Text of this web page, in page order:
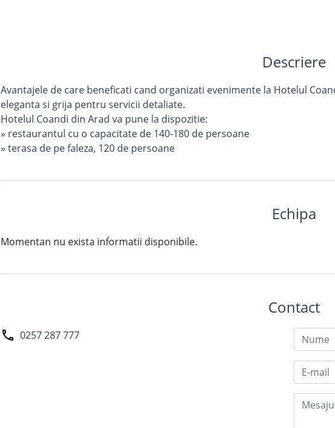
Descriere
Avantajele de care beneficati cand organizati evenimente la Hotelul
eleganta si grija pentru servicii detaliate.
Hotelul Coandi din Arad va pune la dispozitie:
» restaurantul cu o capacitate de 140-180 de persoane
» terasa de pe faleza, 120 de persoane
Echipa
Momentan nu exista informatii disponibile.
Contact
0257 287 777